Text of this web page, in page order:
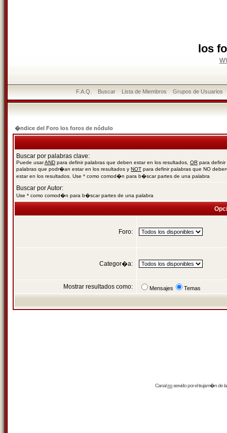
los
F.A.Q. Buscar Lista de Miembros Grupos de Usuarios
�ndice del Foro los foros de nódulo
Buscar por palabras clave:
Puede usarAND para definir palabras que deben estar en los resultados, OR para definir
palabras que podr�an estar en los resultados y NOT para definir palabras que NO
estar en los resultados. Use * como comod�n para b�scar partes de una palabra
Buscar por Autor:
Use * como comod�n para b�scar partes de una palabra
Foro:
Categor�a:
Mostrar resultados como: Mensajes Temas
Canalrssservido por eltrujam�nde